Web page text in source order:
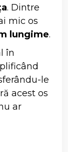
. Dintre
mic os
lungime.
în
le
acest os
ar